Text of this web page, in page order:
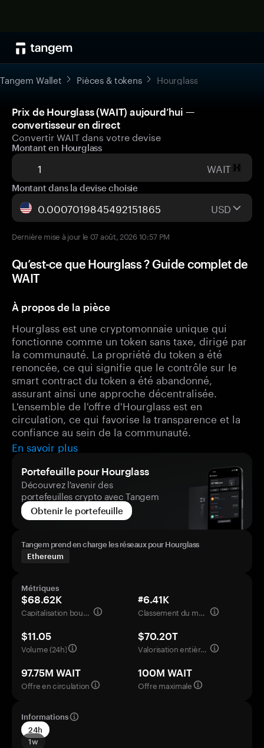
Tangem Wallet Pièces & tokens Hourglass
Prix de Hourglass (WAIT) aujourd’hui —
convertisseur en direct
Convertir WAIT dans votre devise
Montant en Hourglass
WAIT
Montant dans la devise choisie
USD
Dernière mise à jour le 07 août, 2026 10:57 PM
Qu’est-ce que Hourglass ? Guide complet de
WAIT
À propos de la pièce
Hourglass est une cryptomonnaie unique qui
fonctionne comme un token sans taxe, dirigé par
la communauté. La propriété du token a été
renoncée, ce qui signifie que le contrôle sur le
smart contract du token a été abandonné,
assurant ainsi une approche décentralisée.
L'ensemble de l'offre d'Hourglass est en
circulation, ce qui favorise la transparence et la
confiance au sein de la communauté.
En savoir plus
Portefeuille pour Hourglass
Découvrez l'avenir des
portefeuilles crypto avec Tangem
Obtenir le portefeuille
Tangem prend en charge les réseaux pour Hourglass
Ethereum
Métriques
$68.62K
Capitalisation boursière
#6.41K
Classement du marché
$11.05
Volume (24h)
$70.20T
Valorisation entièrement diluée
97.75M WAIT
Offre en circulation
100M WAIT
Offre maximale
Informations
24h
1w